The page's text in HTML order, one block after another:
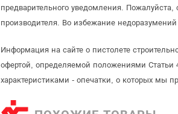
предварительного уведомления.
производителя. Во избежание
Информация на сайте о пистолете
офертой, определяемой положениями Статьи
характеристиками - опечатки, о которых мы